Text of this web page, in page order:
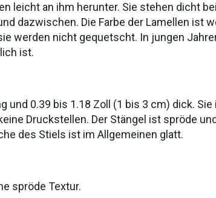
leicht an ihm herunter. Sie stehen dicht
dazwischen. Die Farbe der Lamellen ist
werden nicht gequetscht. In jungen
ist.
und 0.39 bis 1.18 Zoll (1 bis 3 cm) dick.
Druckstellen. Der Stängel ist spröde
des Stiels ist im Allgemeinen glatt.
spröde Textur.